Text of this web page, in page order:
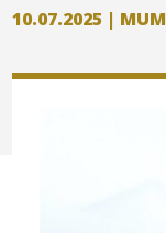
10.07.2025 |